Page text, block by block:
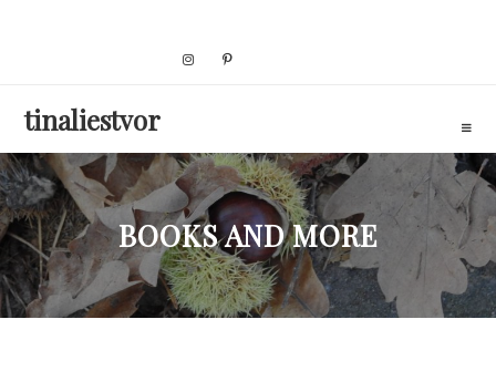
tinaliestvor
BOOKS AND MORE